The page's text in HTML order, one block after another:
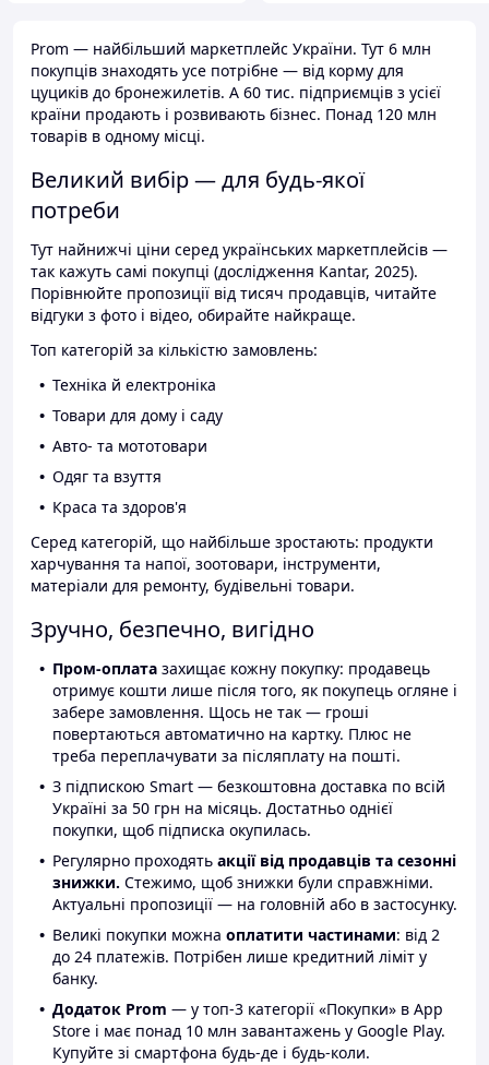
Prom — найбільший маркетплейс України. Тут 6 млн
покупців знаходять усе потрібне — від корму для
цуциків до бронежилетів. А 60 тис. підприємців з усієї
країни продають і розвивають бізнес. Понад 120 млн
товарів в одному місці.
Великий вибір — для будь-якої
потреби
Тут найнижчі ціни серед українських маркетплейсів —
так кажуть самі покупці (дослідження Kantar, 2025).
Порівнюйте пропозиції від тисяч продавців, читайте
відгуки з фото і відео, обирайте найкраще.
Топ категорій за кількістю замовлень:
Техніка й електроніка
Товари для дому і саду
Авто- та мототовари
Одяг та взуття
Краса та здоров'я
Серед категорій, що найбільше зростають: продукти
харчування та напої, зоотовари, інструменти,
матеріали для ремонту, будівельні товари.
Зручно, безпечно, вигідно
Пром-оплата захищає кожну покупку: продавець
отримує кошти лише після того, як покупець огляне і
забере замовлення. Щось не так — гроші
повертаються автоматично на картку. Плюс не
треба переплачувати за післяплату на пошті.
З підпискою Smart — безкоштовна доставка по всій
Україні за 50 грн на місяць. Достатньо однієї
покупки, щоб підписка окупилась.
Регулярно проходять акції від продавців та сезонні
знижки. Стежимо, щоб знижки були справжніми.
Актуальні пропозиції — на головній або в застосунку.
Великі покупки можна оплатити частинами: від 2
до 24 платежів. Потрібен лише кредитний ліміт у
банку.
Додаток Prom — у топ-3 категорії «Покупки» в App
Store і має понад 10 млн завантажень у Google Play.
Купуйте зі смартфона будь-де і будь-коли.